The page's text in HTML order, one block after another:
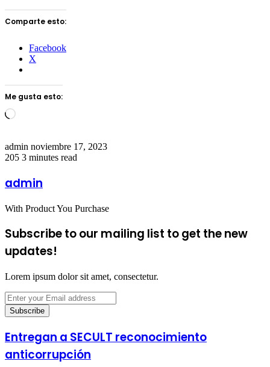
Comparte esto:
Facebook
X
Me gusta esto:
Loading…
admin Send
an
noviembre 17, 2023
205 3 minutes read
admin
With Product You Purchase
Subscribe to our mailing list to get the new
updates!
Lorem ipsum dolor sit amet, consectetur.
Enter
your
Email
Entregan a SECULT reconocimiento
anticorrupción